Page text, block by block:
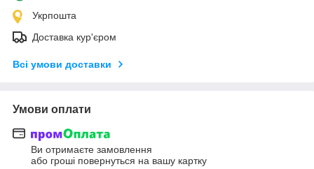
Укрпошта
Доставка кур'єром
Всі умови доставки
Умови оплати
Ви отримаєте замовлення
або гроші повернуться на вашу картку